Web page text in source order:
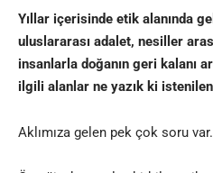
Yıllar içerisinde etik alanında
uluslararası adalet, nesiller
insanlarla doğanın geri kalanı
ilgili alanlar ne yazık ki
Aklımıza gelen pek çok soru var.